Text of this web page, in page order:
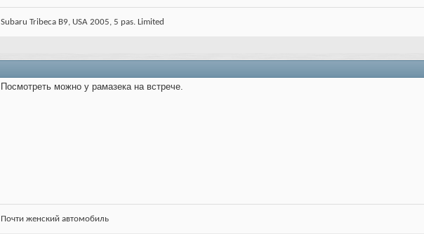
Subaru Tribeca B9, USA 2005, 5 pas. Limited
Посмотреть можно у рамазека на встрече.
Почти женский автомобиль